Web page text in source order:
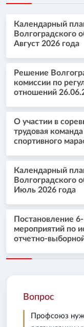
Календарный
Волгоградского
Август 2026 года
Решение
комиссии по
отношений
О участии в
трудовая
спортивного
Календарный
Волгоградского
Июль 2026 года
Постановление
мероприятий по
отчетно-
Вопрос
Профсоюз